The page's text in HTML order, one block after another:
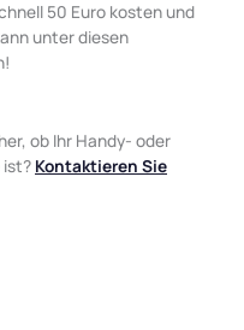
50 Euro kosten und
unter diesen
ob Ihr Handy- oder
ist? Kontaktieren Sie